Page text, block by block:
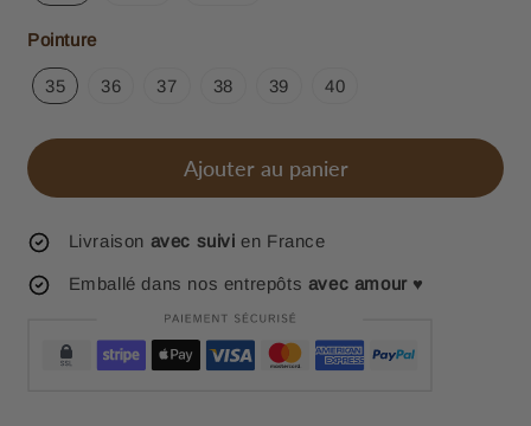
Pointure
35 36 37 38 39 40
Ajouter au panier
Livraison avec suivi en France
Emballé dans nos entrepôts avec amour ♥